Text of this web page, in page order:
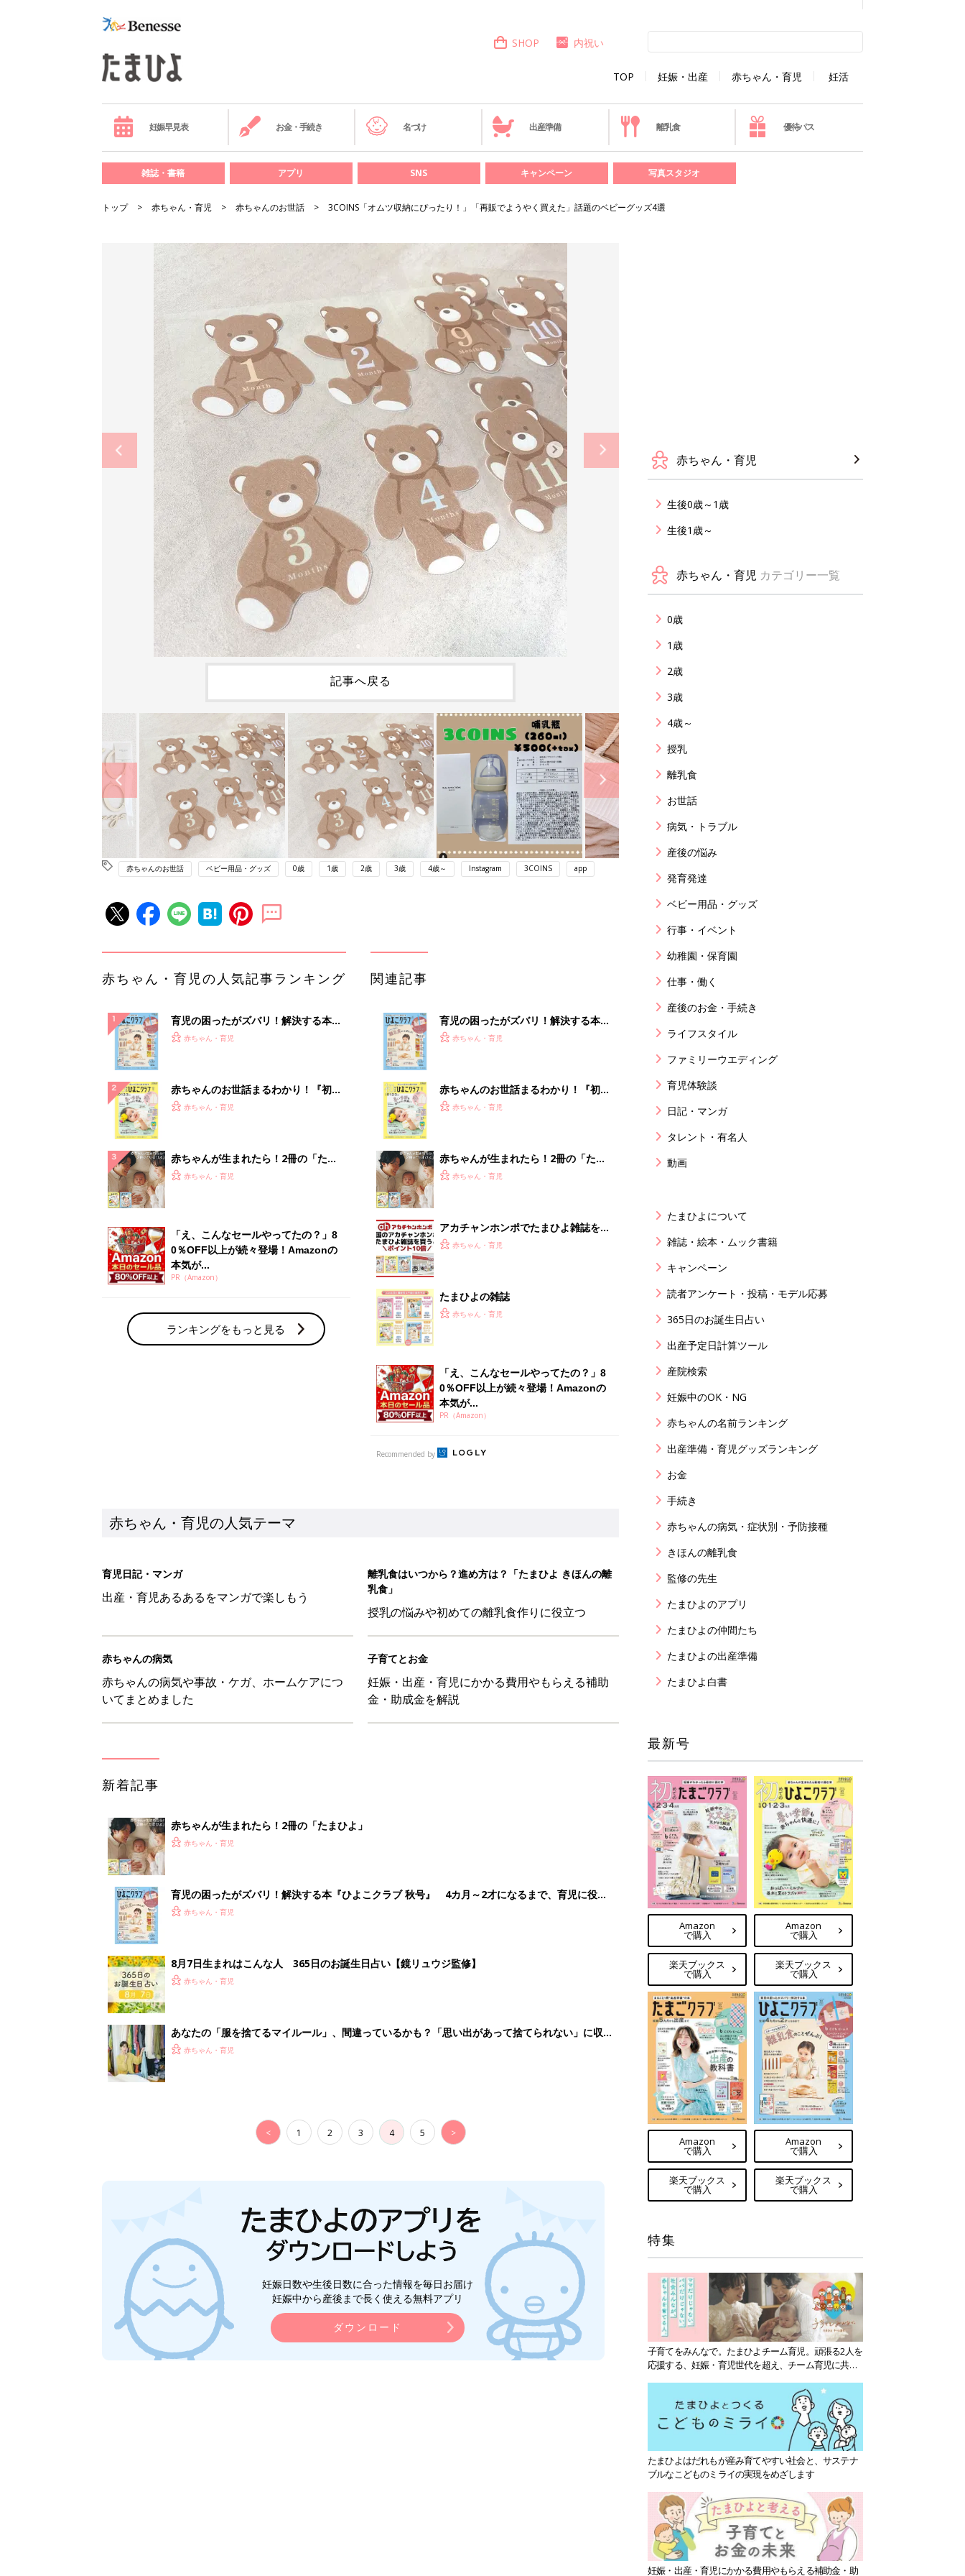
TOP 妊娠・出産 赤ちゃん・育児 妊活
SHOP 内祝い
妊娠早見表 お金・手続き 名づけ 出産準備 離乳食 優待パス
雑誌・書籍 アプリ SNS キャンペーン 写真スタジオ
トップ 赤ちゃん・育児 赤ちゃんのお世話 3COINS「オムツ収納にぴったり！」「再販でようやく買えた」話題のベビーグッズ4選
記事へ戻る
赤ちゃんのお世話 ベビー用品・グッズ 0歳 1歳 2歳 3歳 4歳～ Instagram 3COINS app
赤ちゃん・育児の人気記事ランキング
育児の困ったがズバリ！解決する本
『ひよこクラブ 秋号』 4カ月～2才
赤ちゃん・育児
赤ちゃんのお世話まるわかり！『初め
てのひよこクラブ 夏号』〈巻頭大特
赤ちゃん・育児
赤ちゃんが生まれたら！2冊の「たま
ひよ」
赤ちゃん・育児
「え、こんなセールやってたの？」8
0％OFF以上が続々登場！Amazonの
本気が...
PR（Amazon）
ランキングをもっと見る
関連記事
育児の困ったがズバリ！解決する本
『ひよこクラブ 秋号』 4カ月～2才
赤ちゃん・育児
赤ちゃんのお世話まるわかり！『初め
てのひよこクラブ 夏号』〈巻頭大特
赤ちゃん・育児
赤ちゃんが生まれたら！2冊の「たま
ひよ」
赤ちゃん・育児
アカチャンホンポでたまひよ雑誌を買
うとポイント10倍【期間限定】
赤ちゃん・育児
たまひよの雑誌
赤ちゃん・育児
「え、こんなセールやってたの？」8
0％OFF以上が続々登場！Amazonの
本気が...
PR（Amazon）
Recommended by
赤ちゃん・育児の人気テーマ
育児日記・マンガ
出産・育児あるあるをマンガで楽しもう
離乳食はいつから？進め方は？「たまひよ きほんの離
乳食」
授乳の悩みや初めての離乳食作りに役立つ
赤ちゃんの病気
赤ちゃんの病気や事故・ケガ、ホームケアにつ
いてまとめました
子育てとお金
妊娠・出産・育児にかかる費用やもらえる補助
金・助成金を解説
新着記事
赤ちゃんが生まれたら！2冊の「たまひよ」
赤ちゃん・育児
育児の困ったがズバリ！解決する本『ひよこクラブ 秋号』 4カ月～2才になるまで、育児に役立
つ情報がいっぱい！
赤ちゃん・育児
8月7日生まれはこんな人 365日のお誕生日占い【鏡リュウジ監修】
赤ちゃん・育児
あなたの「服を捨てるマイルール」、間違っているかも？「思い出があって捨てられない」に収納
スタイリストが喝！
赤ちゃん・育児
< 1 2 3 4 5 >
妊娠日数や生後日数に合った情報を毎日お届け
妊娠中から産後まで長く使える無料アプリ
ダウンロード
赤ちゃん・育児
生後0歳～1歳
生後1歳～
赤ちゃん・育児 カテゴリー一覧
0歳
1歳
2歳
3歳
4歳～
授乳
離乳食
お世話
病気・トラブル
産後の悩み
発育発達
ベビー用品・グッズ
行事・イベント
幼稚園・保育園
仕事・働く
産後のお金・手続き
ライフスタイル
ファミリーウエディング
育児体験談
日記・マンガ
タレント・有名人
動画
たまひよについて
雑誌・絵本・ムック書籍
キャンペーン
読者アンケート・投稿・モデル応募
365日のお誕生日占い
出産予定日計算ツール
産院検索
妊娠中のOK・NG
赤ちゃんの名前ランキング
出産準備・育児グッズランキング
お金
手続き
赤ちゃんの病気・症状別・予防接種
きほんの離乳食
監修の先生
たまひよのアプリ
たまひよの仲間たち
たまひよの出産準備
たまひよ白書
最新号
Amazon
で購入
楽天ブックス
で購入
Amazon
で購入
楽天ブックス
で購入
Amazon
で購入
楽天ブックス
で購入
Amazon
で購入
楽天ブックス
で購入
特集
子育てをみんなで。たまひよチーム育児。頑張る2人を
応援する、妊娠・育児世代を超え、チーム育児に共感
たまひよはだれもが産み育てやすい社会と、サステナ
ブルなこどものミライの実現をめざします
妊娠・出産・育児にかかる費用やもらえる補助金・助